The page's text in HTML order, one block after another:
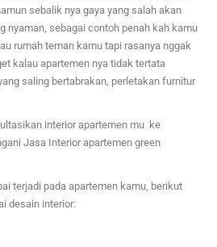
sebalik nya gaya yang salah akan
nyaman, sebagai contoh penah kah kamu
rumah teman kamu tapi rasanya nggak
kalau apartemen nya tidak tertata
saling bertabrakan, perletakan furnitur
interior apartemen mu ke
Jasa Interior apartemen green
terjadi pada apartemen kamu, berikut
desain interior: